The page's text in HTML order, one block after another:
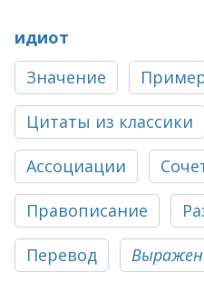
идиот
Значение
Цитаты из классики
Ассоциации
Правописание
Перевод